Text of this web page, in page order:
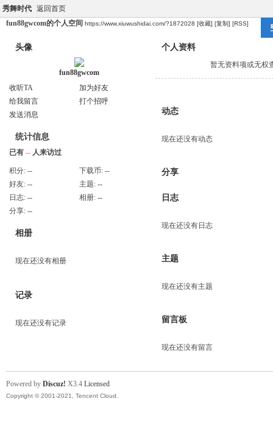
秀舞时代 返回首页
fun88gwcom的个人空间 https://www.xiuwushidai.com/?1872028 [收藏] [复制] [RSS]
头像
fun88gwcom
收听TA
加为好友
给我留言
打个招呼
发送消息
统计信息
已有 -- 人来访过
积分: -- 下载币: --
好友: -- 主题: --
日志: -- 相册: --
分享: --
相册
现在还没有相册
记录
现在还没有记录
个人资料
暂无资料项或无权
动态
现在还没有动态
分享
日志
现在还没有日志
主题
现在还没有主题
留言板
现在还没有留言
Powered by Discuz! X3.4 Licensed
Copyright © 2001-2021, Tencent Cloud.